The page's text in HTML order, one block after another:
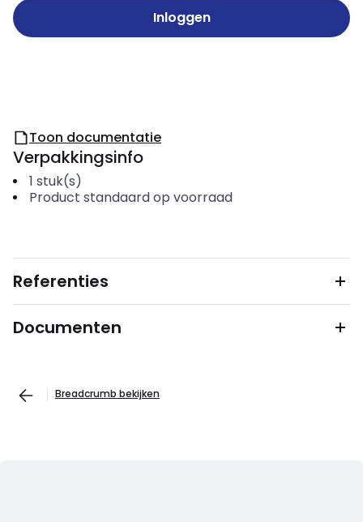
Inloggen
Toon documentatie
Verpakkingsinfo
1 stuk(s)
Product standaard op voorraad
Referenties
Documenten
Breadcrumb bekijken